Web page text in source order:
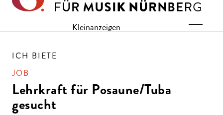
Direkt zu den Inhalten springen
Kleinanzeigen
ICH BIETE
JOB
Lehrkraft für Posaune/Tuba
gesucht